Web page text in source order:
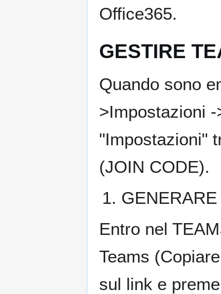
Office365.
GESTIRE
Quando sono
>Impostazioni
"Impostazioni"
(JOIN CODE).
Entro nel
Teams
sul link e